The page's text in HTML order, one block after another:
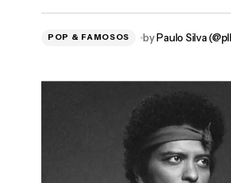
POP & FAMOSOS byPaulo Silva